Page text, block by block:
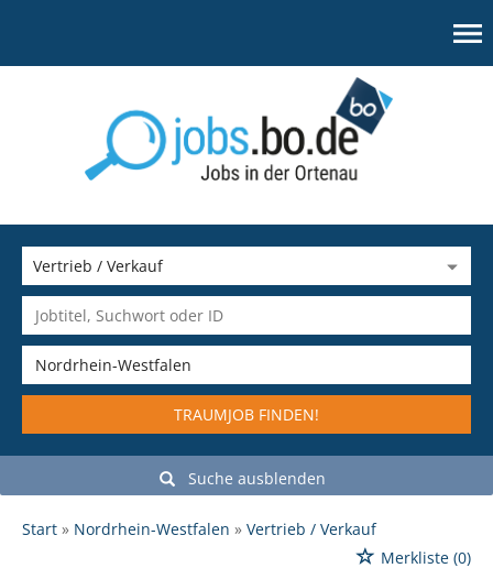
TRAUMJOB FINDEN!
Suche ausblenden
Start Nordrhein-Westfalen
Vertrieb / Verkauf
Merkliste (0)